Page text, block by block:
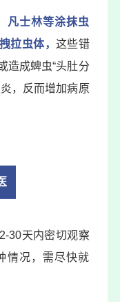
凡士林等涂抹虫
拉虫体， 这些错
造成蜱虫“头肚分
，反而增加病原
30天内密切观察
情况，需尽快就